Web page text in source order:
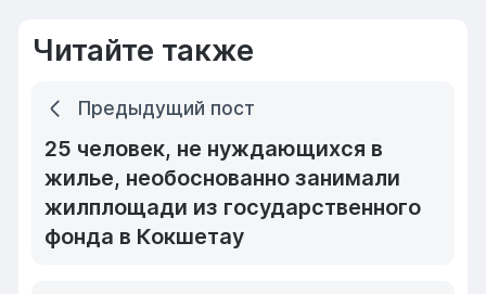
Читайте также
Предыдущий пост
25 человек, не нуждающихся в
жилье, необоснованно занимали
жилплощади из государственного
фонда в Кокшетау